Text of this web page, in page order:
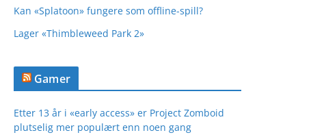
Kan «Splatoon» fungere som offline-spill?
Lager «Thimbleweed Park 2»
Gamer
Etter 13 år i «early access» er Project Zomboid
plutselig mer populært enn noen gang